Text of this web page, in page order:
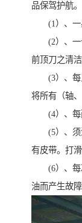
品保驾护航
(1）、一星
(2）、一
前顶刀之清
(3）、每
将所有（轴
(4）、每两
(5）、须
有皮带。打滑
(6）、每
油而产生故障